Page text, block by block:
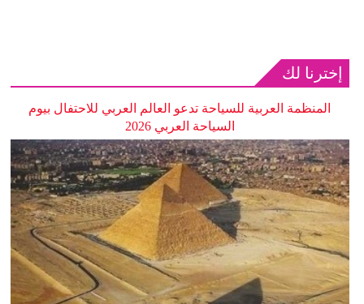
إخترنا لك
المنظمة العربية للسياحة تدعو العالم العربي للاحتفال بيوم
السياحة العربي 2026